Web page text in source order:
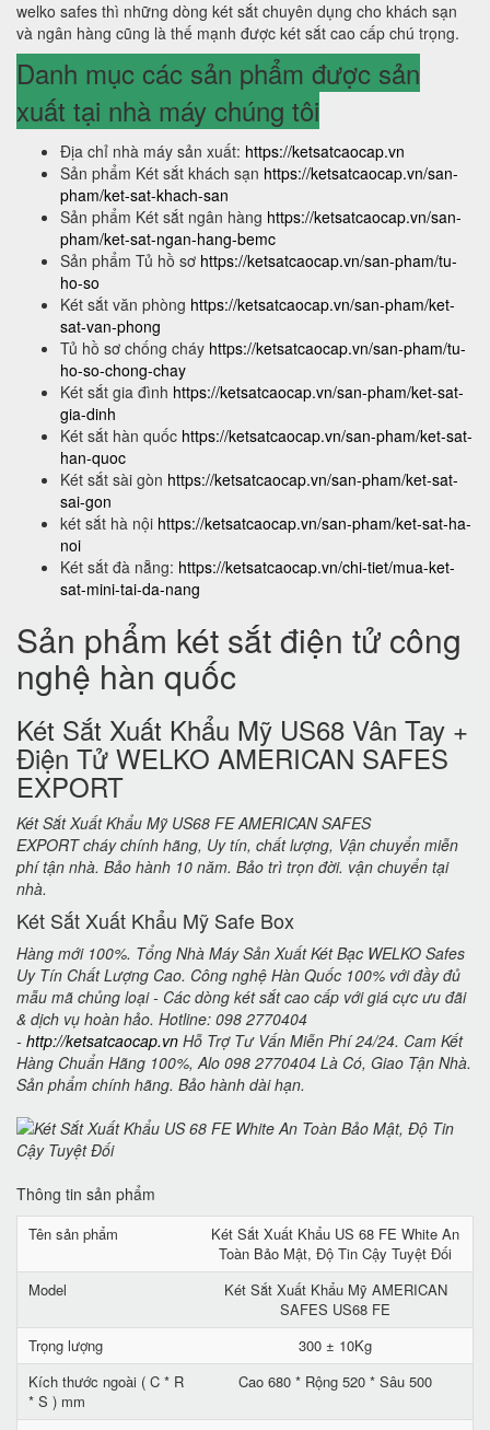
welko safes thì những dòng két sắt chuyên dụng cho khách sạn
và ngân hàng cũng là thế mạnh được két sắt cao cấp chú trọng.
Danh mục các sản phẩm được sản
xuất tại nhà máy chúng tôi
Địa chỉ nhà máy sản xuất: https://ketsatcaocap.vn
Sản phẩm Két sắt khách sạn https://ketsatcaocap.vn/san-
pham/ket-sat-khach-san
Sản phẩm Két sắt ngân hàng https://ketsatcaocap.vn/san-
pham/ket-sat-ngan-hang-bemc
Sản phẩm Tủ hồ sơ https://ketsatcaocap.vn/san-pham/tu-
ho-so
Két sắt văn phòng https://ketsatcaocap.vn/san-pham/ket-
sat-van-phong
Tủ hồ sơ chống cháy https://ketsatcaocap.vn/san-pham/tu-
ho-so-chong-chay
Két sắt gia đình https://ketsatcaocap.vn/san-pham/ket-sat-
gia-dinh
Két sắt hàn quốc https://ketsatcaocap.vn/san-pham/ket-sat-
han-quoc
Két sắt sài gòn https://ketsatcaocap.vn/san-pham/ket-sat-
sai-gon
két sắt hà nội https://ketsatcaocap.vn/san-pham/ket-sat-ha-
noi
Két sắt đà nẵng: https://ketsatcaocap.vn/chi-tiet/mua-ket-
sat-mini-tai-da-nang
Sản phẩm két sắt điện tử công
nghệ hàn quốc
Két Sắt Xuất Khẩu Mỹ US68 Vân Tay +
Điện Tử WELKO AMERICAN SAFES
EXPORT
Két Sắt Xuất Khẩu Mỹ US68 FE AMERICAN SAFES
EXPORT cháy chính hãng, Uy tín, chất lượng, Vận chuyển miễn
phí tận nhà. Bảo hành 10 năm. Bảo trì trọn đời. vận chuyển tại
nhà.
Két Sắt Xuất Khẩu Mỹ Safe Box
Hàng mới 100%. Tổng Nhà Máy Sản Xuất Két Bạc WELKO Safes
Uy Tín Chất Lượng Cao. Công nghệ Hàn Quốc 100% với đầy đủ
mẫu mã chủng loại - Các dòng két sắt cao cấp với giá cực ưu đãi
& dịch vụ hoàn hảo. Hotline: 098 2770404
- http://ketsatcaocap.vn Hỗ Trợ Tư Vấn Miễn Phí 24/24. Cam Kết
Hàng Chuẩn Hãng 100%, Alo 098 2770404 Là Có, Giao Tận Nhà.
Sản phẩm chính hãng. Bảo hành dài hạn.
Thông tin sản phẩm
Tên sản phẩm
Két Sắt Xuất Khẩu US 68 FE White An
Toàn Bảo Mật, Độ Tin Cậy Tuyệt Đối
Model
Két Sắt Xuất Khẩu Mỹ AMERICAN
SAFES US68 FE
Trọng lượng
300 ± 10Kg
Kích thước ngoài ( C * R
* S ) mm
Cao 680 * Rộng 520 * Sâu 500